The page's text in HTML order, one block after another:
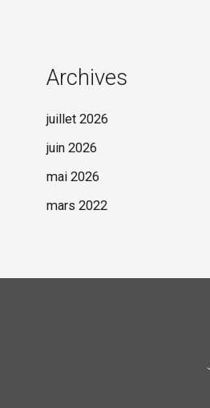
Archives
juillet 2026
juin 2026
mai 2026
mars 2022